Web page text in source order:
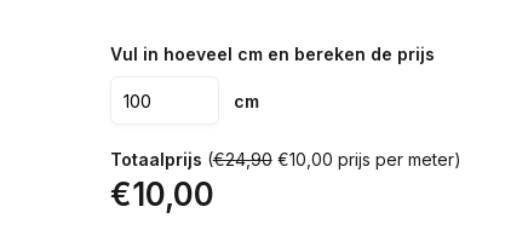
Vul in hoeveel cm en bereken de prijs
cm
Totaalprijs (€24,90€10,00 prijs per meter)
€10,00